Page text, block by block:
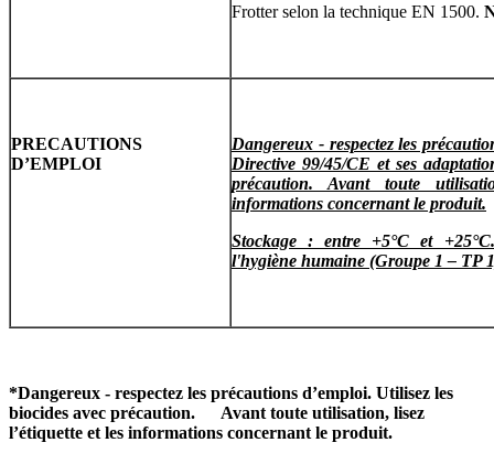
Frotter selon la technique EN 1500.
PRECAUTIONS
D’EMPLOI
Dangereux - respectez les
Directive 99/45/CE et ses
précaution. Avant toute
informations concernant le produit.
Stockage : entre +5°C et
l'hygiène humaine (Groupe 1 – TP
*Dangereux - respectez les précautions d’emploi. Utilisez les
biocides avec précaution. Avant toute utilisation, lisez
l’étiquette et les informations concernant le produit.